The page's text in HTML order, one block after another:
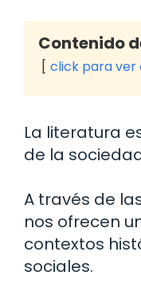
Contenido
click para ver
La literatura
de la
A través de
nos ofrecen
contextos
sociales.